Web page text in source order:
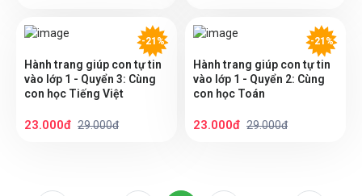
-21%
Hành trang giúp con tự tin
vào lớp 1 - Quyển 3: Cùng
con học Tiếng Việt
23.000đ 29.000đ
-21%
Hành trang giúp con tự tin
vào lớp 1 - Quyển 2: Cùng
con học Toán
23.000đ 29.000đ